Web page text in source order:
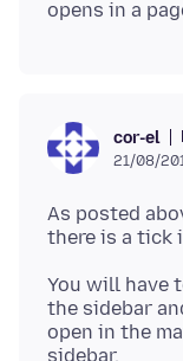
cor-el
21/08/
As posted
there is a tick
You will have
the sidebar
open in the